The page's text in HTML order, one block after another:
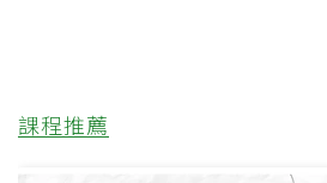
課程推薦